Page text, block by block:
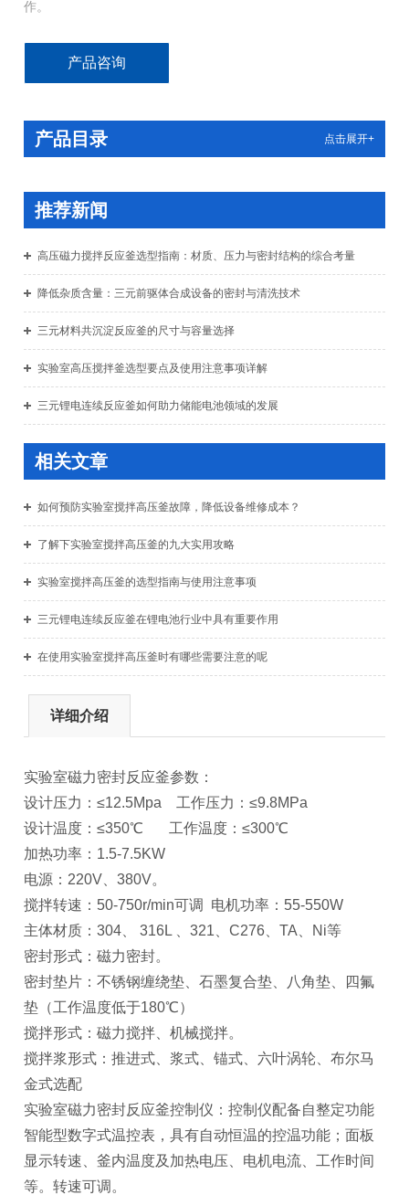
作。
产品咨询
产品目录 点击展开+
推荐新闻
高压磁力搅拌反应釜选型指南：材质、压力与密封结构的综合考量
降低杂质含量：三元前驱体合成设备的密封与清洗技术
三元材料共沉淀反应釜的尺寸与容量选择
实验室高压搅拌釜选型要点及使用注意事项详解
三元锂电连续反应釜如何助力储能电池领域的发展
相关文章
如何预防实验室搅拌高压釜故障，降低设备维修成本？
了解下实验室搅拌高压釜的九大实用攻略
实验室搅拌高压釜的选型指南与使用注意事项
三元锂电连续反应釜在锂电池行业中具有重要作用
在使用实验室搅拌高压釜时有哪些需要注意的呢
详细介绍
实验室磁力密封反应釜参数：
设计压力：≤12.5Mpa 工作压力：≤9.8MPa
设计温度：≤350℃ 工作温度：≤300℃
加热功率：1.5-7.5KW
电源：220V、380V。
搅拌转速：50-750r/min可调 电机功率：55-550W
主体材质：304、 316L 、321、C276、TA、Ni等
密封形式：磁力密封。
密封垫片：不锈钢缠绕垫、石墨复合垫、八角垫、四氟
垫（工作温度低于180℃）
搅拌形式：磁力搅拌、机械搅拌。
搅拌浆形式：推进式、浆式、锚式、六叶涡轮、布尔马
金式选配
实验室磁力密封反应釜控制仪：控制仪配备自整定功能
智能型数字式温控表，具有自动恒温的控温功能；面板
显示转速、釜内温度及加热电压、电机电流、工作时间
等。转速可调。